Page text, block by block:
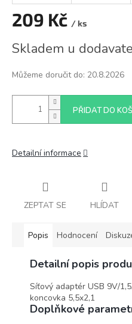
209 Kč / ks
cena:
Skladem u
Můžeme doručit do: 20.8.2026
PŘIDAT DO
Detailní informace
ZEPTAT SE HLÍDAT
Popis Hodnocení
Detailní popis
Síťový adaptér USB 9V/
koncovka 5,5x2,1
Doplňkové